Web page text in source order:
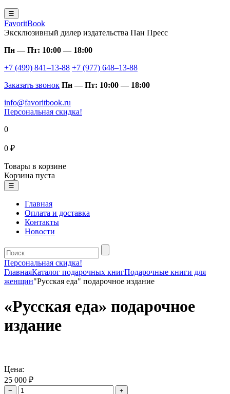
☰
FavoritBook
Эксклюзивный дилер издательства Пан Пресс
Пн — Пт: 10:00 — 18:00
+7 (499) 841–13-88 +7 (977) 648–13-88
Заказать звонок Пн — Пт: 10:00 — 18:00
info@favoritbook.ru
Персональная скидка!
0
0 ₽
Товары в корзине
Корзина пуста
☰
Главная
Оплата и доставка
Контакты
Новости
Персональная скидка!
ГлавнаяКаталог подарочных книгПодарочные книги для
женщин"Русская еда" подарочное издание
«Русская еда» подарочное
издание
Цена:
25 000 ₽
− +